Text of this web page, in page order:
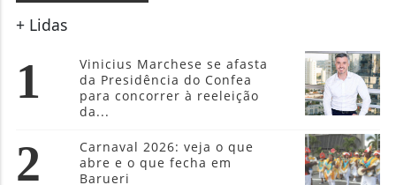
+ Lidas
1
Vinicius Marchese se afasta
da Presidência do Confea
para concorrer à reeleição
da...
2
Carnaval 2026: veja o que
abre e o que fecha em
Barueri